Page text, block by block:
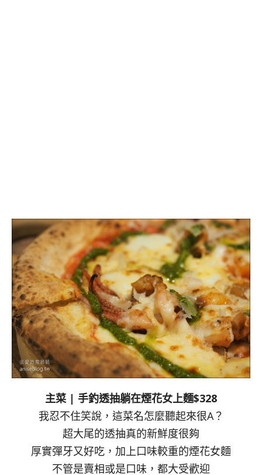
主菜 | 手釣透抽躺在煙花女上麵$328
我忍不住笑說，這菜名怎麼聽起來很A？
超大尾的透抽真的新鮮度很夠
厚實彈牙又好吃，加上口味較重的煙花女麵
不管是賣相或是口味，都大受歡迎